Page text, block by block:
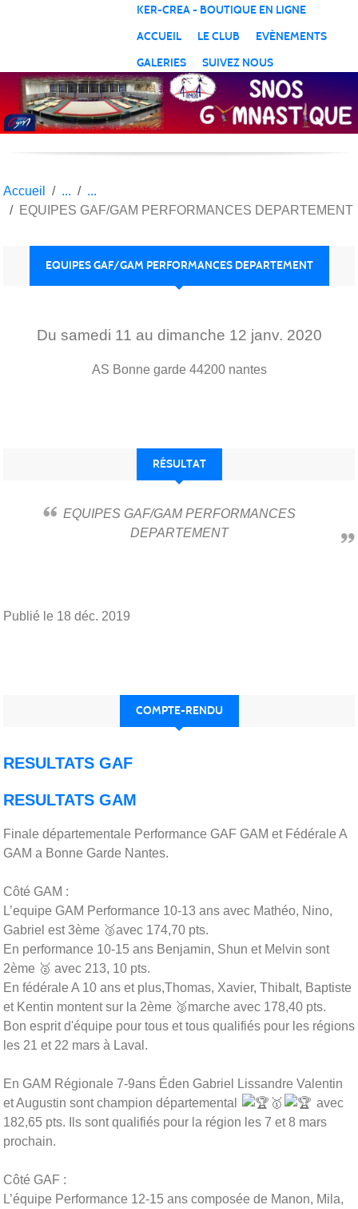
KER-CREA - BOUTIQUE EN LIGNE
ACCUEIL
LE CLUB
EVÈNEMENTS
GALERIES
SUIVEZ NOUS
Accueil
EQUIPES GAF/GAM PERFORMANCES DEPARTEMENT
EQUIPES GAF/GAM PERFORMANCES DEPARTEMENT
Du samedi 11 au dimanche 12 janv. 2020
AS Bonne garde 44200 nantes
RÉSULTAT
EQUIPES GAF/GAM PERFORMANCES
DEPARTEMENT
Publié le 18 déc. 2019
COMPTE-RENDU
RESULTATS GAF
RESULTATS GAM
Finale départementale Performance GAF GAM et Fédérale A
GAM a Bonne Garde Nantes.
Côté GAM :
L’equipe GAM Performance 10-13 ans avec Mathéo, Nino,
Gabriel est 3ème 🥉avec 174,70 pts.
En performance 10-15 ans Benjamin, Shun et Melvin sont
2ème 🥈 avec 213, 10 pts.
En fédérale A 10 ans et plus,Thomas, Xavier, Thibalt, Baptiste
et Kentin montent sur la 2ème 🥈marche avec 178,40 pts.
Bon esprit d'équipe pour tous et tous qualifiés pour les régions
les 21 et 22 mars à Laval.
En GAM Régionale 7-9ans Éden Gabriel Lissandre Valentin
et Augustin sont champion départemental
🥇
avec
182,65 pts. Ils sont qualifiés pour la région les 7 et 8 mars
prochain.
Côté GAF :
L’équipe Performance 12-15 ans composée de Manon, Mila,
Panneau de gestion des cookies